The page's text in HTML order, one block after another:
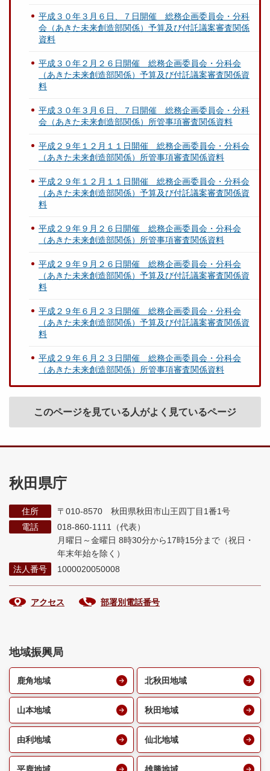
平成３０年３月６日、７日開催 総務企画委員会・分科
会（あきた未来創造部関係）予算及び付託議案審査関係
資料
平成３０年２月２６日開催 総務企画委員会・分科会
（あきた未来創造部関係）予算及び付託議案審査関係資
料
平成３０年３月６日、７日開催 総務企画委員会・分科
会（あきた未来創造部関係）所管事項審査関係資料
平成２９年１２月１１日開催 総務企画委員会・分科会
（あきた未来創造部関係）所管事項審査関係資料
平成２９年１２月１１日開催 総務企画委員会・分科会
（あきた未来創造部関係）予算及び付託議案審査関係資
料
平成２９年９月２６日開催 総務企画委員会・分科会
（あきた未来創造部関係）所管事項審査関係資料
平成２９年９月２６日開催 総務企画委員会・分科会
（あきた未来創造部関係）予算及び付託議案審査関係資
料
平成２９年６月２３日開催 総務企画委員会・分科会
（あきた未来創造部関係）予算及び付託議案審査関係資
料
平成２９年６月２３日開催 総務企画委員会・分科会
（あきた未来創造部関係）所管事項審査関係資料
このページを見ている人がよく見ているページ
秋田県庁
住所
〒010-8570 秋田県秋田市山王四丁目1番1号
電話
018-860-1111（代表）
月曜日～金曜日 8時30分から17時15分まで （祝日・
年末年始を除く）
法人番号
1000020050008
アクセス 部署別電話番号
地域振興局
鹿角地域 北秋田地域
山本地域 秋田地域
由利地域 仙北地域